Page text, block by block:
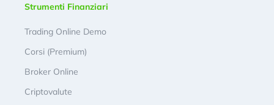
Strumenti Finanziari
Trading Online Demo
Corsi (Premium)
Broker Online
Criptovalute